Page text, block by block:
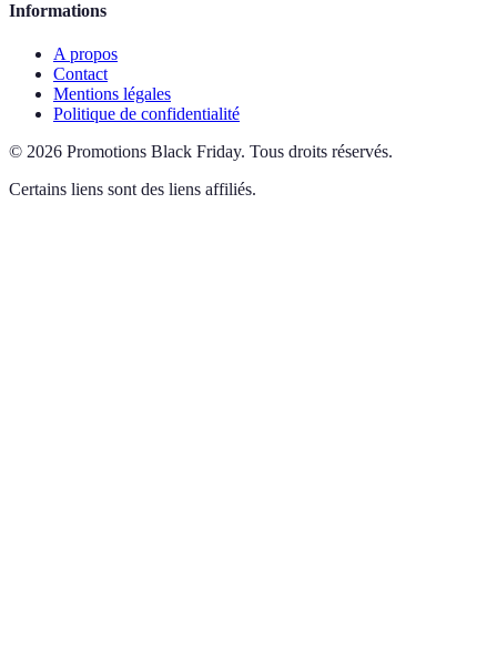
Informations
A propos
Contact
Mentions légales
Politique de confidentialité
© 2026 Promotions Black Friday. Tous droits réservés.
Certains liens sont des liens affiliés.